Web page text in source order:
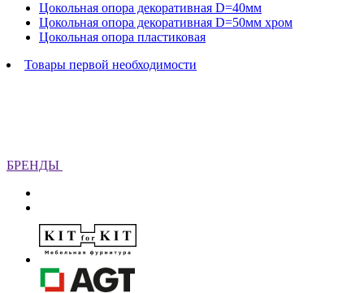
Цокольная опора декоративная D=40мм
Цокольная опора декоративная D=50мм хром
Цокольная опора пластиковая
Товары первой необходимости
БРЕНДЫ